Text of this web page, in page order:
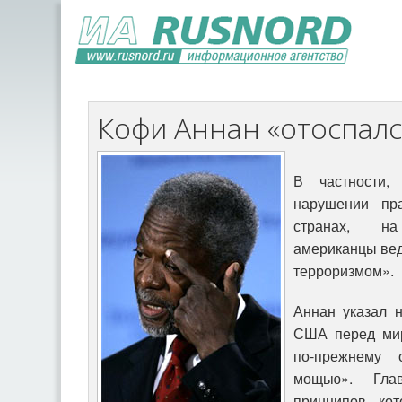
Кофи Аннан
В
нарушении
странах,
американцы
терроризмом».
Аннан указал
США перед
по-прежнему
мощью».